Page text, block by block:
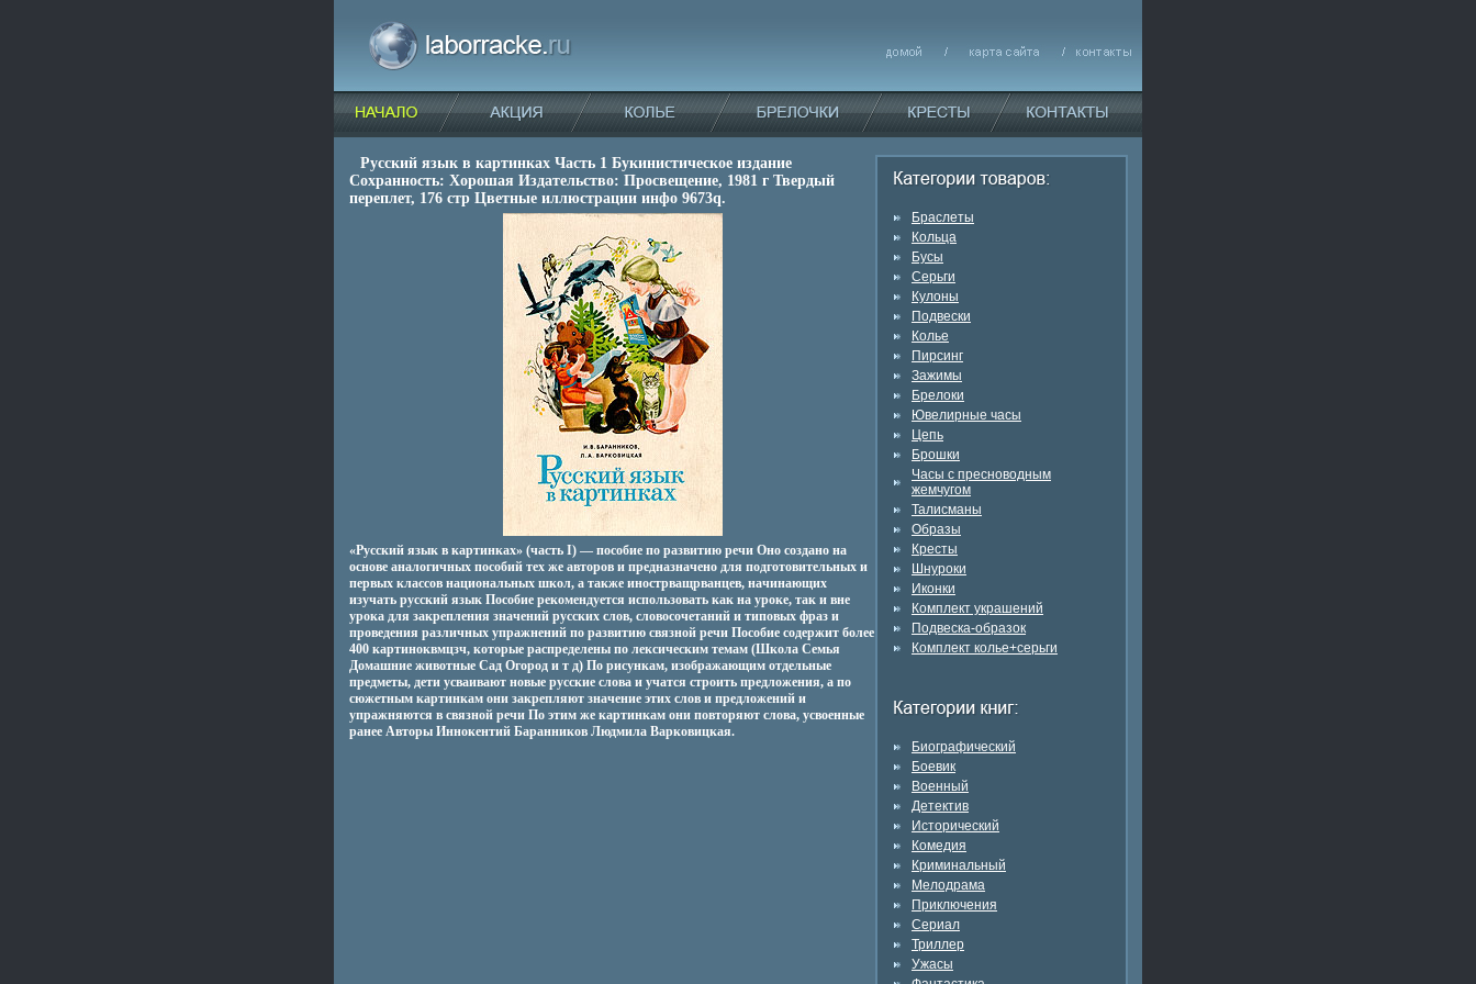
Русский язык в картинках Часть 1 Букинистическое издание
Сохранность: Хорошая Издательство: Просвещение, 1981 г Твердый
переплет, 176 стр Цветные иллюстрации инфо 9673q.
«Русский язык в картинках» (часть I) — пособие по развитию речи Оно создано на
основе аналогичных пособий тех же авторов и предназначено для подготовительных и
первых классов национальных школ, а также инострващрванцев, начинающих
изучать русский язык Пособие рекомендуется использовать как на уроке, так и вне
урока для закрепления значений русских слов, словосочетаний и типовых фраз и
проведения различных упражнений по развитию связной речи Пособие содержит более
400 картиноквмцзч, которые распределены по лексическим темам (Школа Семья
Домашние животные Сад Огород и т д) По рисункам, изображающим отдельные
предметы, дети усваивают новые русские слова и учатся строить предложения, а по
сюжетным картинкам они закрепляют значение этих слов и предложений и
упражняются в связной речи По этим же картинкам они повторяют слова, усвоенные
ранее Авторы Иннокентий Баранников Людмила Варковицкая.
Браслеты
Кольца
Бусы
Серьги
Кулоны
Подвески
Колье
Пирсинг
Зажимы
Брелоки
Ювелирные часы
Цепь
Брошки
Часы с пресноводным
жемчугом
Талисманы
Образы
Кресты
Шнуроки
Иконки
Комплект украшений
Подвеска-образок
Комплект колье+серьги
Биографический
Боевик
Военный
Детектив
Исторический
Комедия
Криминальный
Мелодрама
Приключения
Сериал
Триллер
Ужасы